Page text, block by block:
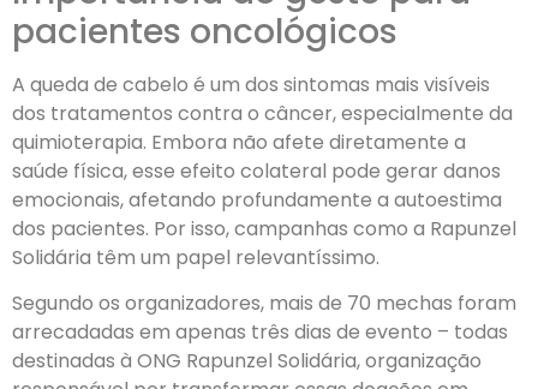
pacientes oncológicos
A queda de cabelo é um dos sintomas mais visíveis
dos tratamentos contra o câncer, especialmente da
quimioterapia. Embora não afete diretamente a
saúde física, esse efeito colateral pode gerar danos
emocionais, afetando profundamente a autoestima
dos pacientes. Por isso, campanhas como a Rapunzel
Solidária têm um papel relevantíssimo.
Segundo os organizadores, mais de 70 mechas foram
arrecadadas em apenas três dias de evento – todas
destinadas à ONG Rapunzel Solidária, organização